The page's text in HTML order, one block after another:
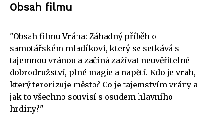
Obsah filmu
"Obsah filmu Vrána: Záhadný příběh o
samotářském mladíkovi, který se setkává s
tajemnou vránou a začíná zažívat neuvěřitelné
dobrodružství, plné magie a napětí. Kdo je vrah,
který terorizuje město? Co je tajemstvím vrány a
jak to všechno souvisí s osudem hlavního
hrdiny?"